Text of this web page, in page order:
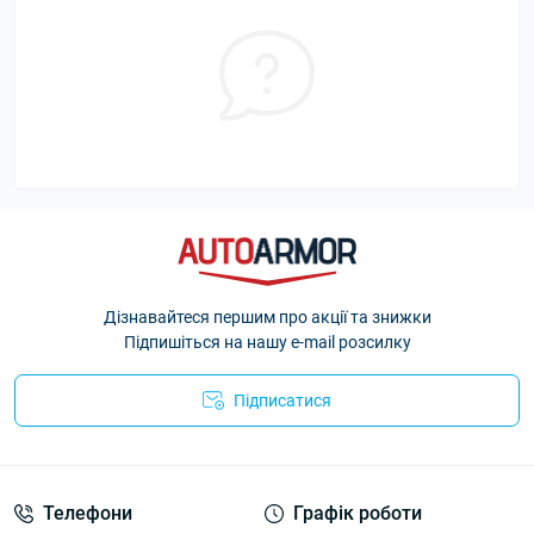
Дізнавайтеся першим про акції та знижки
Підпишіться на нашу e-mail розсилку
Підписатися
Телефони Графік роботи